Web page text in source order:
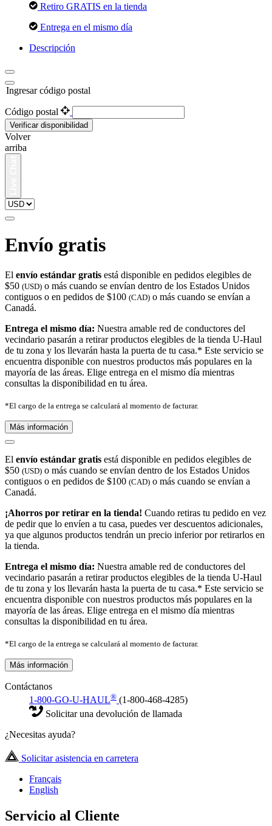
Retiro GRATIS en la tienda
Entrega en el mismo día
Descripción
Ingresar código postal
Código postal
Verificar disponibilidad
Volver
arriba
Envío gratis
El envío estándar gratis está disponible en pedidos elegibles de
$50 (USD) o más cuando se envían dentro de los Estados Unidos
contiguos o en pedidos de $100 (CAD) o más cuando se envían a
Canadá.
Entrega el mismo día: Nuestra amable red de conductores del
vecindario pasarán a retirar productos elegibles de la tienda U-Haul
de tu zona y los llevarán hasta la puerta de tu casa.* Este servicio se
encuentra disponible con nuestros productos más populares en la
mayoría de las áreas. Elige entrega en el mismo día mientras
consultas la disponibilidad en tu área.
*El cargo de la entrega se calculará al momento de facturar.
Más información
El envío estándar gratis está disponible en pedidos elegibles de
$50 (USD) o más cuando se envían dentro de los Estados Unidos
contiguos o en pedidos de $100 (CAD) o más cuando se envían a
Canadá.
¡Ahorros por retirar en la tienda! Cuando retiras tu pedido en vez
de pedir que lo envíen a tu casa, puedes ver descuentos adicionales,
ya que algunos productos tendrán un precio inferior por retirarlos en
la tienda.
Entrega el mismo día: Nuestra amable red de conductores del
vecindario pasarán a retirar productos elegibles de la tienda U-Haul
de tu zona y los llevarán hasta la puerta de tu casa.* Este servicio se
encuentra disponible con nuestros productos más populares en la
mayoría de las áreas. Elige entrega en el mismo día mientras
consultas la disponibilidad en tu área.
*El cargo de la entrega se calculará al momento de facturar.
Más información
Contáctanos
1-800-GO-U-HAUL® (1-800-468-4285)
Solicitar una devolución de llamada
¿Necesitas ayuda?
Solicitar asistencia en carretera
Français
English
Servicio al Cliente